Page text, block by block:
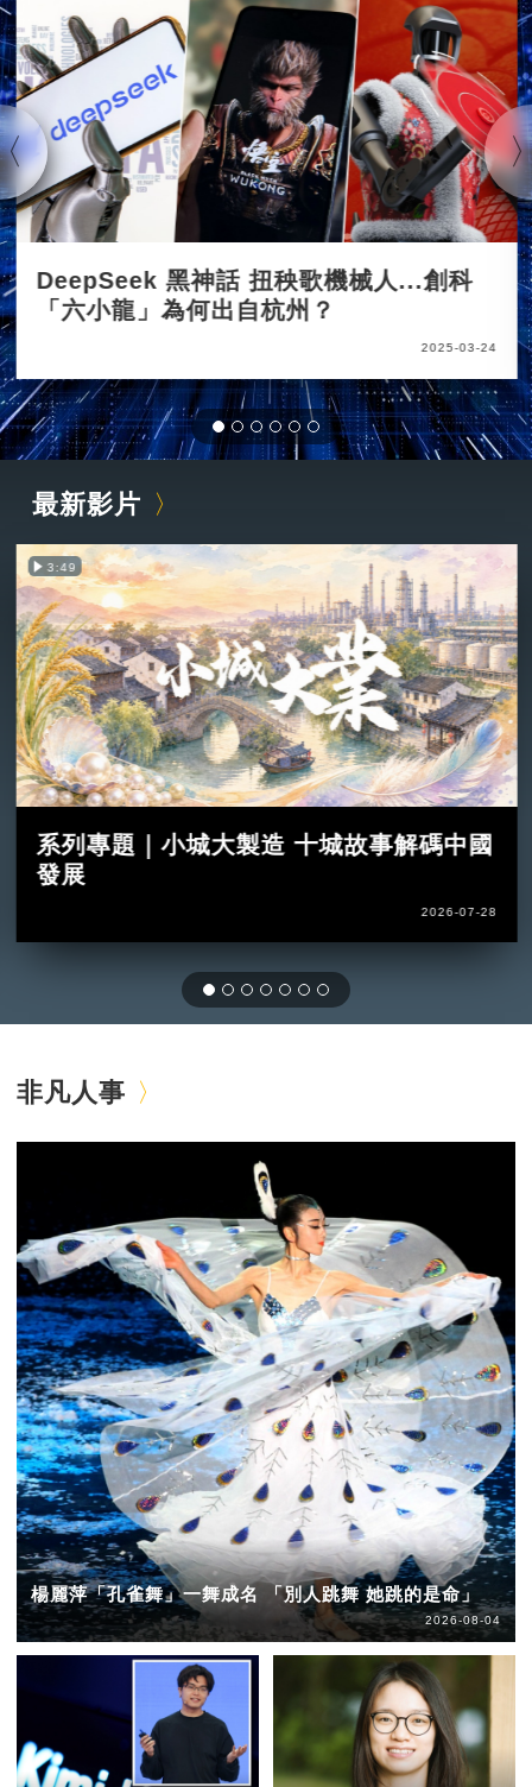
DeepSeek 黑神話 扭秧歌機械人...創科
「六小龍」為何出自杭州？
2025-03-24
最新影片
3:49
系列專題｜小城大製造 十城故事解碼中國
發展
2026-07-28
非凡人事
楊麗萍「孔雀舞」一舞成名 「別人跳舞 她跳的是命」
2026-08-04